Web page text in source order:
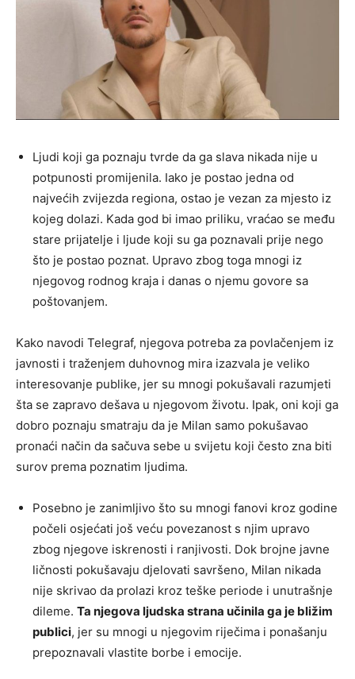
Ljudi koji ga poznaju tvrde da ga slava nikada nije u
potpunosti promijenila. Iako je postao jedna od
najvećih zvijezda regiona, ostao je vezan za mjesto iz
kojeg dolazi. Kada god bi imao priliku, vraćao se među
stare prijatelje i ljude koji su ga poznavali prije nego
što je postao poznat. Upravo zbog toga mnogi iz
njegovog rodnog kraja i danas o njemu govore sa
poštovanjem.
Kako navodi Telegraf, njegova potreba za povlačenjem iz
javnosti i traženjem duhovnog mira izazvala je veliko
interesovanje publike, jer su mnogi pokušavali razumjeti
šta se zapravo dešava u njegovom životu. Ipak, oni koji ga
dobro poznaju smatraju da je Milan samo pokušavao
pronaći način da sačuva sebe u svijetu koji često zna biti
surov prema poznatim ljudima.
Posebno je zanimljivo što su mnogi fanovi kroz godine
počeli osjećati još veću povezanost s njim upravo
zbog njegove iskrenosti i ranjivosti. Dok brojne javne
ličnosti pokušavaju djelovati savršeno, Milan nikada
nije skrivao da prolazi kroz teške periode i unutrašnje
dileme. Ta njegova ljudska strana učinila ga je bližim
publici, jer su mnogi u njegovim riječima i ponašanju
prepoznavali vlastite borbe i emocije.